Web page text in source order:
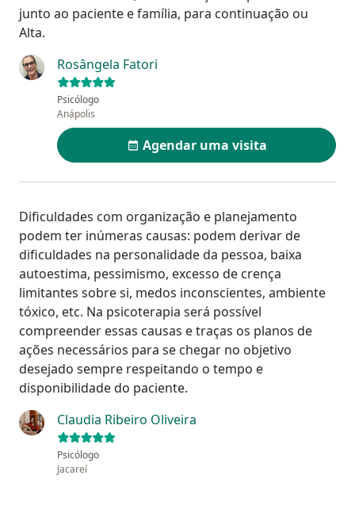
junto ao paciente e família, para continuação ou
Alta.
Rosângela Fatori
Psicólogo
Anápolis
Agendar uma visita
Dificuldades com organização e planejamento
podem ter inúmeras causas: podem derivar de
dificuldades na personalidade da pessoa, baixa
autoestima, pessimismo, excesso de crença
limitantes sobre si, medos inconscientes, ambiente
tóxico, etc. Na psicoterapia será possível
compreender essas causas e traças os planos de
ações necessários para se chegar no objetivo
desejado sempre respeitando o tempo e
disponibilidade do paciente.
Claudia Ribeiro Oliveira
Psicólogo
Jacareí